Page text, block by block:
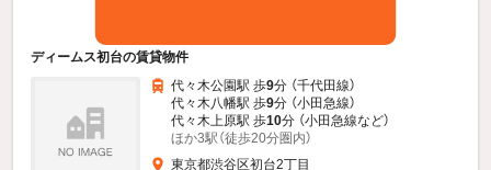
ディームス初台の賃貸物件
代々木公園駅 歩9分 （千代田線）
代々木八幡駅 歩9分 （小田急線）
代々木上原駅 歩10分 （小田急線など）
ほか3駅（徒歩20分圏内）
東京都渋谷区初台2丁目